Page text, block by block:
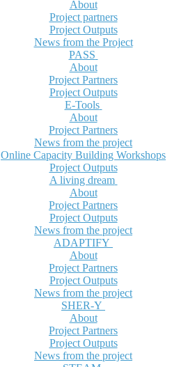
About
Project partners
Project Outputs
News from the Project
PASS
About
Project Partners
Project Outputs
E-Tools
About
Project Partners
News from the project
Online Capacity Building Workshops
Project Outputs
A living dream
About
Project Partners
Project Outputs
News from the project
ADAPTIFY
About
Project Partners
Project Outputs
News from the project
SHER-Y
About
Project Partners
Project Outputs
News from the project